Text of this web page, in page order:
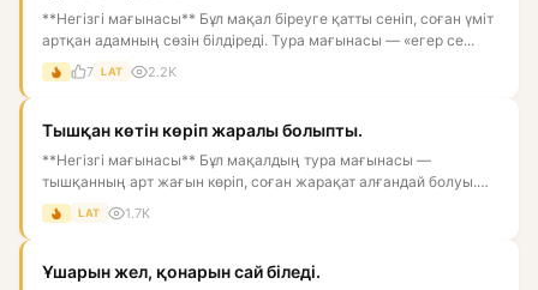
**Негізгі мағынасы** Бұл мақал біреуге қатты сеніп, соған үміт
артқан адамның сөзін білдіреді. Тура мағынасы — «егер се...
7 LAT 2.2K
Тышқан көтін көріп жаралы болыпты.
**Негізгі мағынасы** Бұл мақалдың тура мағынасы —
тышқанның арт жағын көріп, соған жарақат алғандай болуы.
Астарлы мағын...
LAT 1.7K
Ұшарын жел, қонарын сай біледі.